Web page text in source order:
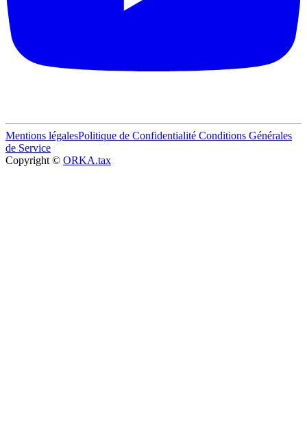
Mentions légalesPolitique de Confidentialité Conditions Générales
de Service
Copyright © ORKA.tax